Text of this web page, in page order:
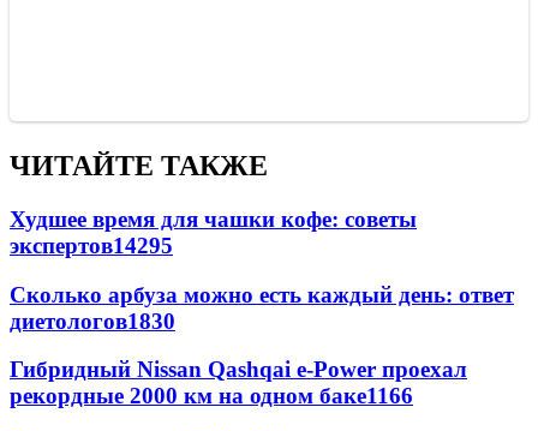
ЧИТАЙТЕ ТАКЖЕ
Худшее время для чашки кофе: советы
экспертов14295
Сколько арбуза можно есть каждый день: ответ
диетологов1830
Гибридный Nissan Qashqai e-Power проехал
рекордные 2000 км на одном баке1166